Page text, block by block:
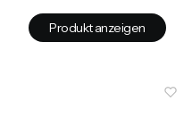
Produkt anzeigen